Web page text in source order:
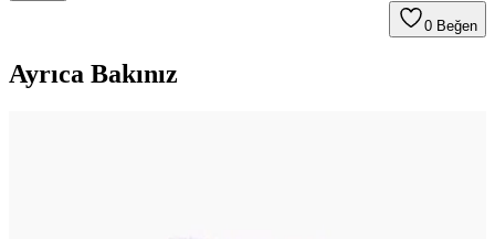
0 Beğen
Ayrıca Bakınız